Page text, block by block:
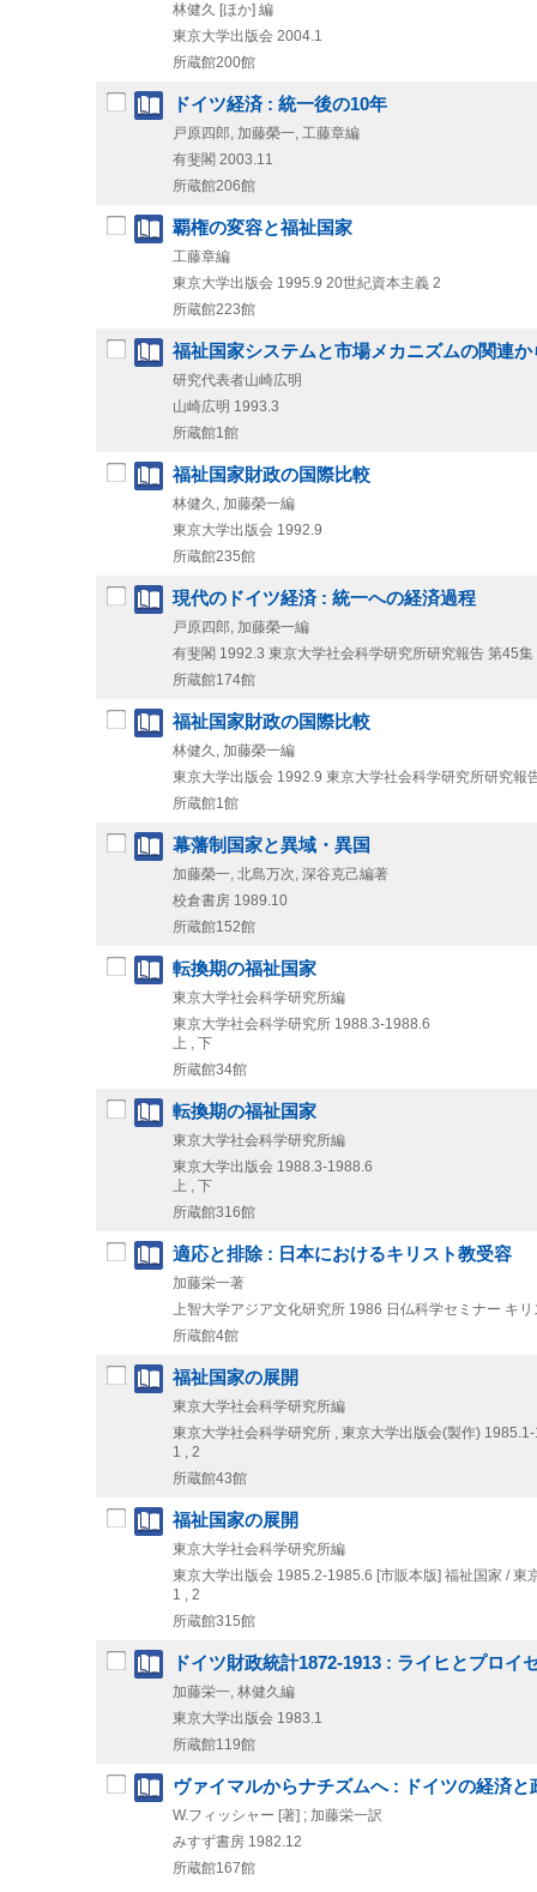
林健久 [ほか] 編
東京大学出版会 2004.1
所蔵館200館
ドイツ経済 : 統一後の10年
戸原四郎, 加藤榮一, 工藤章編
有斐閣 2003.11
所蔵館206館
覇権の変容と福祉国家
工藤章編
東京大学出版会 1995.9 20世紀資本主義 2
所蔵館223館
福祉国家システムと市場メカニズムの関連
研究代表者山崎広明
山崎広明 1993.3
所蔵館1館
福祉国家財政の国際比較
林健久, 加藤榮一編
東京大学出版会 1992.9
所蔵館235館
現代のドイツ経済 : 統一への経済過程
戸原四郎, 加藤榮一編
有斐閣 1992.3 東京大学社会科学研究所研究報告 第45集
所蔵館174館
福祉国家財政の国際比較
林健久, 加藤榮一編
東京大学出版会 1992.9 東京大学社会科学研究所研究報
所蔵館1館
幕藩制国家と異域・異国
加藤榮一, 北島万次, 深谷克己編著
校倉書房 1989.10
所蔵館152館
転換期の福祉国家
東京大学社会科学研究所編
東京大学社会科学研究所 1988.3-1988.6
上 , 下
所蔵館34館
転換期の福祉国家
東京大学社会科学研究所編
東京大学出版会 1988.3-1988.6
上 , 下
所蔵館316館
適応と排除 : 日本におけるキリスト教受容
加藤栄一著
上智大学アジア文化研究所 1986 日仏科学セミナー キ
所蔵館4館
福祉国家の展開
東京大学社会科学研究所編
東京大学社会科学研究所 , 東京大学出版会(製作)
1 , 2
所蔵館43館
福祉国家の展開
東京大学社会科学研究所編
東京大学出版会 1985.2-1985.6 [市販本版] 福祉国家 / 東
1 , 2
所蔵館315館
ドイツ財政統計1872-1913 : ライヒとプロイ
加藤栄一, 林健久編
東京大学出版会 1983.1
所蔵館119館
ヴァイマルからナチズムへ : ドイツの経済と
W.フィッシャー [著] ; 加藤栄一訳
みすず書房 1982.12
所蔵館167館